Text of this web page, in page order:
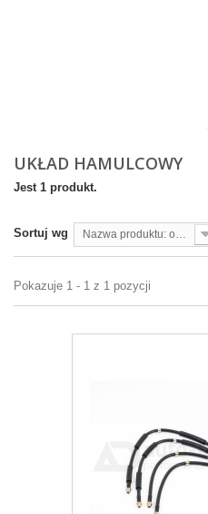
UKŁAD HAMULCOWY
Jest 1 produkt.
Sortuj wg Nazwa produktu: od A do Z
Pokazuje 1 - 1 z 1 pozycji